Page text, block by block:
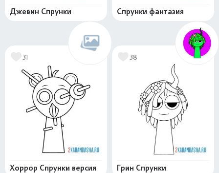
Джевин Спрунки Спрунки фантазия
31
Хоррор Спрунки версия
38
Грин Спрунки